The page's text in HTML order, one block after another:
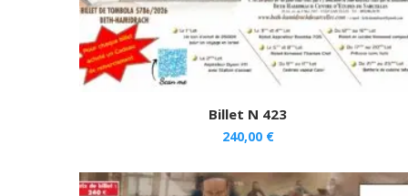
Billet N 423
240,00 €